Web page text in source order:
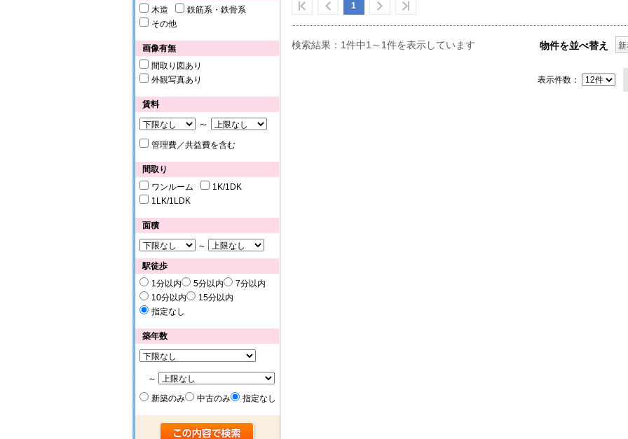
木造
鉄筋系・鉄骨系
その他
画像有無
間取り図あり
外観写真あり
賃料
～
管理費／共益費を含む
間取り
ワンルーム
1K/1DK
1LK/1LDK
面積
～
駅徒歩
1分以内
5分以内
7分以内
10分以内
15分以内
指定なし
築年数
～
新築のみ
中古のみ 指定なし
物件を並べ替え
1
表示件数：
検索結果：1件中1～1件を表示しています